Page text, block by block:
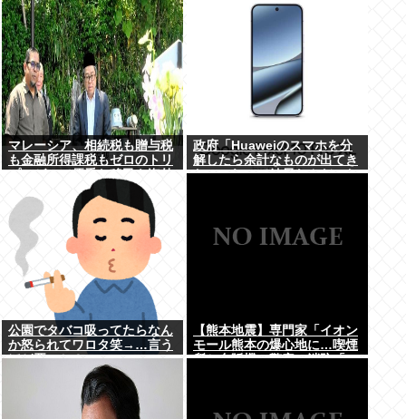
マレーシア、相続税も贈与税
も金融所得課税もゼロのトリ
プルゼロで優秀な移民を海外
から集めてしまう…
政府「Huaweiのスマホを分
解したら余計なものが出てき
た」これって結局なんだった
公園でタバコ吸ってたらなん
か怒られてワロタ笑→…言う
ほど悪いか？
【熊本地震】専門家「イオン
モール熊本の爆心地に…喫煙
所と自販機」警察・消防「」